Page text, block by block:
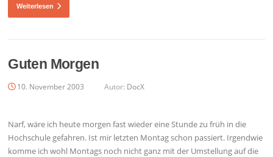
Weiterlesen
Guten Morgen
10. November 2003 Autor: DocX
Narf, wäre ich heute morgen fast wieder eine Stunde zu früh in die
Hochschule gefahren. Ist mir letzten Montag schon passiert. Irgendwie
komme ich wohl Montags noch nicht ganz mit der Umstellung auf die